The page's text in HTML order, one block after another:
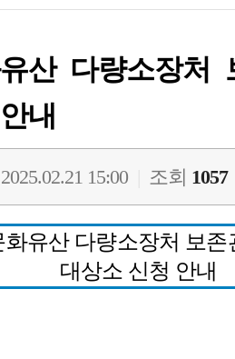
산 다량소장처
내
2025.02.21 15:00 조회 1057
화유산 다량소장처 보존
대상소 신청 안내